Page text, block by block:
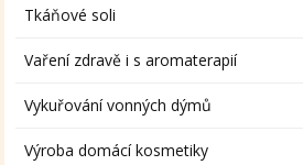
Tkáňové soli
Vaření zdravě i s aromaterapií
Vykuřování vonných dýmů
Výroba domácí kosmetiky